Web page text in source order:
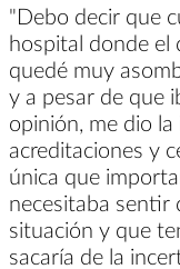
"Debo decir que
hospital donde el
quedé muy
y a pesar de que
opinión, me dio
acreditaciones y
única que
necesitaba sentir
situación y que
sacaría de la